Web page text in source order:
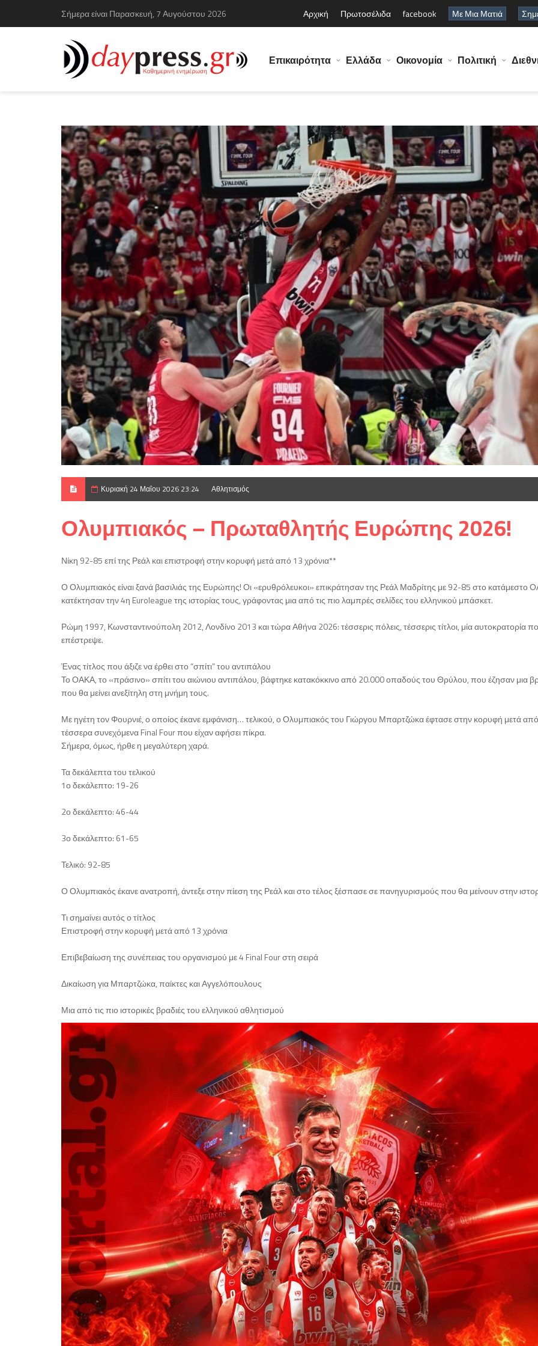
Σήμερα είναι Παρασκευή, 7 Αυγούστου 2026 Αρχική Πρωτοσέλιδα facebook Με Μια Ματιά
Επικαιρότητα Ελλάδα Οικονομία Πολιτική
Κυριακή 24 Μαΐου 2026 23:24 Αθλητισμός
Ολυμπιακός – Πρωταθλητής Ευρώπης 2026!
Νίκη 92-85 επί της Ρεάλ και επιστροφή στην κορυφή μετά από 13 χρόνια**
Ο Ολυμπιακός είναι ξανά βασιλιάς της Ευρώπης! Οι «ερυθρόλευκοι» επικράτησαν της Ρεάλ Μαδρίτης με 92-85 στο κατάμεστο
κατέκτησαν την 4η Euroleague της ιστορίας τους, γράφοντας μια από τις πιο λαμπρές σελίδες του ελληνικού μπάσκετ.
Ρώμη 1997, Κωνσταντινούπολη 2012, Λονδίνο 2013 και τώρα Αθήνα 2026: τέσσερις πόλεις, τέσσερις τίτλοι, μία αυτοκρατορία
επέστρεψε.
Ένας τίτλος που άξιζε να έρθει στο “σπίτι” του αντιπάλου
Το ΟΑΚΑ, το «πράσινο» σπίτι του αιώνιου αντιπάλου, βάφτηκε κατακόκκινο από 20.000 οπαδούς του Θρύλου, που έζησαν μια
που θα μείνει ανεξίτηλη στη μνήμη τους.
Με ηγέτη τον Φουρνιέ, ο οποίος έκανε εμφάνιση… τελικού, ο Ολυμπιακός του Γιώργου Μπαρτζώκα έφτασε στην κορυφή μετά από
τέσσερα συνεχόμενα Final Four που είχαν αφήσει πίκρα.
Σήμερα, όμως, ήρθε η μεγαλύτερη χαρά.
Τα δεκάλεπτα του τελικού
1ο δεκάλεπτο: 19-26
2ο δεκάλεπτο: 46-44
3ο δεκάλεπτο: 61-65
Τελικό: 92-85
Ο Ολυμπιακός έκανε ανατροπή, άντεξε στην πίεση της Ρεάλ και στο τέλος ξέσπασε σε πανηγυρισμούς που θα μείνουν στην
Τι σημαίνει αυτός ο τίτλος
Επιστροφή στην κορυφή μετά από 13 χρόνια
Επιβεβαίωση της συνέπειας του οργανισμού με 4 Final Four στη σειρά
Δικαίωση για Μπαρτζώκα, παίκτες και Αγγελόπουλους
Μια από τις πιο ιστορικές βραδιές του ελληνικού αθλητισμού